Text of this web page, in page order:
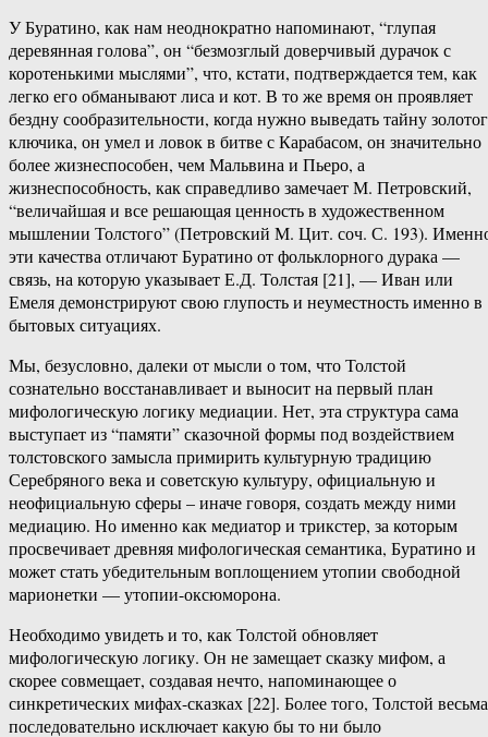
У Буратино, как нам неоднократно напоминают, “глупая
деревянная голова”, он “безмозглый доверчивый дурачок с
коротенькими мыслями”, что, кстати, подтверждается тем, как
легко его обманывают лиса и кот. В то же время он проявляет
бездну сообразительности, когда нужно выведать тайну
ключика, он умел и ловок в битве с Карабасом, он значительно
более жизнеспособен, чем Мальвина и Пьеро, а
жизнеспособность, как справедливо замечает М. Петровский,
“величайшая и все решающая ценность в художественном
мышлении Толстого” (Петровский М. Цит. соч. С. 193).
эти качества отличают Буратино от фольклорного дурака —
связь, на которую указывает Е.Д. Толстая [21], — Иван или
Емеля демонстрируют свою глупость и неуместность именно в
бытовых ситуациях.
Мы, безусловно, далеки от мысли о том, что Толстой
сознательно восстанавливает и выносит на первый план
мифологическую логику медиации. Нет, эта структура сама
выступает из “памяти” сказочной формы под воздействием
толстовского замысла примирить культурную традицию
Серебряного века и советскую культуру, официальную и
неофициальную сферы – иначе говоря, создать между ними
медиацию. Но именно как медиатор и трикстер, за которым
просвечивает древняя мифологическая семантика, Буратино и
может стать убедительным воплощением утопии свободной
марионетки — утопии-оксюморона.
Необходимо увидеть и то, как Толстой обновляет
мифологическую логику. Он не замещает сказку мифом, а
скорее совмещает, создавая нечто, напоминающее о
синкретических мифах-сказках [22]. Более того, Толстой весьма
последовательно исключает какую бы то ни было